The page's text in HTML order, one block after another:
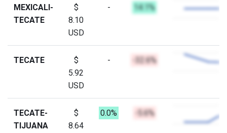
MEXICALI-
TECATE
$
8.10
USD
- 14.1%
TECATE
$
5.92
USD
- -32.6%
TECATE-
TIJUANA
$
8.64
0.0% -5.6%